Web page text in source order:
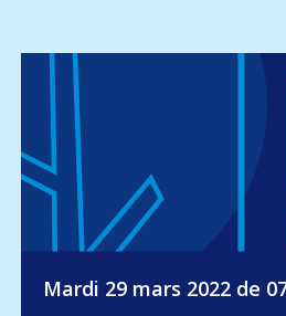
Mardi 29 mars 2022 de